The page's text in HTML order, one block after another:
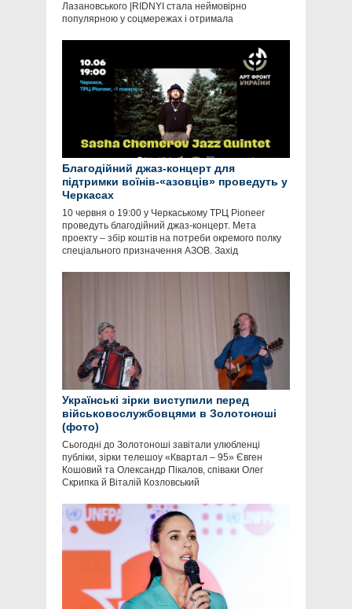
Лазановського |RIDNYI стала неймовірно
популярною у соцмережах і отримала
Благодійний джаз-концерт для
підтримки воїнів-«азовців» проведуть у
Черкасах
10 червня о 19:00 у Черкаському ТРЦ Pioneer
проведуть благодійний джаз-концерт. Мета
проекту – збір коштів на потреби окремого полку
спеціального призначення АЗОВ. Захід
Українські зірки виступили перед
військовослужбовцями в Золотоноші
(фото)
Сьогодні до Золотоноші завітали улюбленці
публіки, зірки телешоу «Квартал – 95» Євген
Кошовий та Олександр Пікалов, співаки Олег
Скрипка й Віталій Козловський